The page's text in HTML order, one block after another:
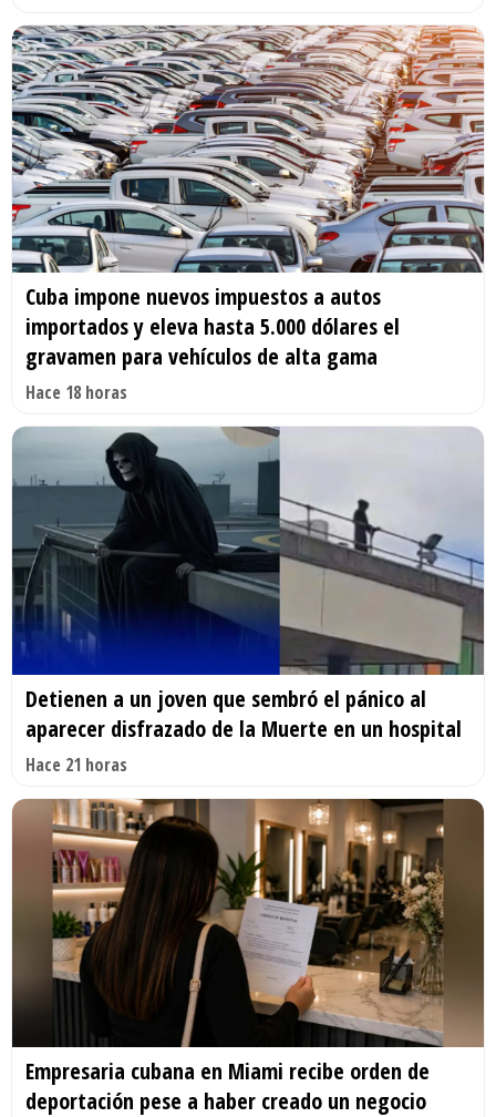
Cuba impone nuevos impuestos a autos
importados y eleva hasta 5.000 dólares el
gravamen para vehículos de alta gama
Hace 18 horas
Detienen a un joven que sembró el pánico al
aparecer disfrazado de la Muerte en un hospital
Hace 21 horas
Empresaria cubana en Miami recibe orden de
deportación pese a haber creado un negocio